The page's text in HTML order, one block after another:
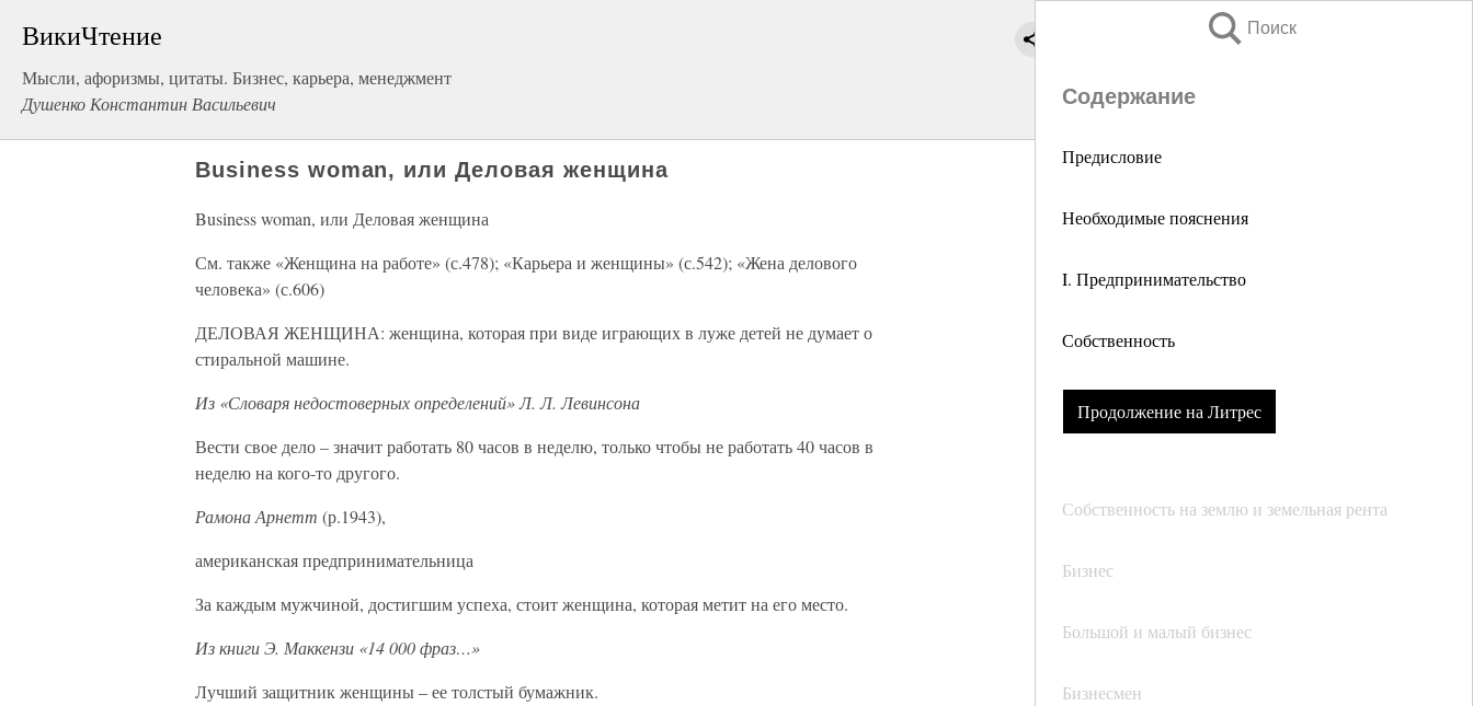
ВикиЧтение
Мысли, афоризмы, цитаты. Бизнес, карьера, менеджмент
Душенко Константин Васильевич
Поиск
Содержание
Предисловие
Необходимые пояснения
I. Предпринимательство
Собственность
Продолжение на Литрес
Собственность на землю и земельная рента
Бизнес
Большой и малый бизнес
Бизнесмен
Business woman, или Деловая женщина
Business woman, или Деловая женщина
См. также «Женщина на работе» (с.478); «Карьера и женщины» (с.542); «Жена делового
человека» (с.606)
ДЕЛОВАЯ ЖЕНЩИНА: женщина, которая при виде играющих в луже детей не думает о
стиральной машине.
Из «Словаря недостоверных определений» Л. Л. Левинсона
Вести свое дело – значит работать 80 часов в неделю, только чтобы не работать 40 часов в
неделю на кого-то другого.
Рамона Арнетт (р.1943),
американская предпринимательница
За каждым мужчиной, достигшим успеха, стоит женщина, которая метит на его место.
Из книги Э. Маккензи «14 000 фраз…»
Лучший защитник женщины – ее толстый бумажник.